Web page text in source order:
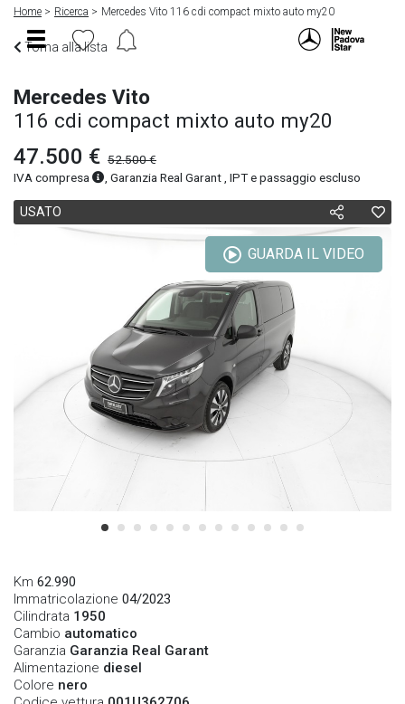
Home Ricerca Mercedes Vito 116 cdi compact mixto auto my20
Torna alla lista
Mercedes Vito
116 cdi compact mixto auto my20
47.500 € 52.500 €
IVA compresa
, Garanzia Real Garant , IPT e passaggio escluso
USATO
GUARDA IL VIDEO
Km 62.990
Immatricolazione 04/2023
Cilindrata 1950
Cambio automatico
Garanzia Garanzia Real Garant
Alimentazione diesel
Colore nero